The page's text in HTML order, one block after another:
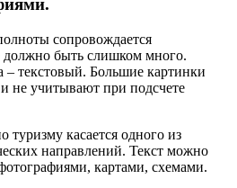
сопровождается
быть слишком много.
– текстовый. Большие картинки
не учитывают при подсчете
туризму касается одного из
направлений. Текст можно
картами, схемами.